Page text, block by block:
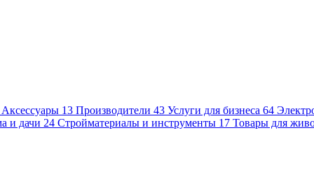
Аксессуары 13 Производители 43 Услуги для бизнеса 64
и дачи 24 Стройматериалы и инструменты 17 Товары для